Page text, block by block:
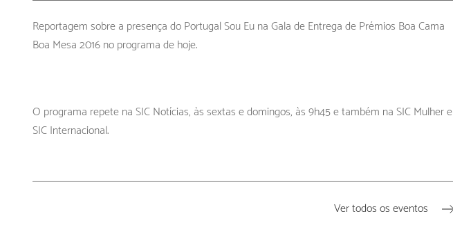
Reportagem sobre a presença do Portugal Sou Eu na Gala de Entrega de Prémios Boa Cama
Boa Mesa 2016 no programa de hoje.
O programa repete na SIC Notícias, às sextas e domingos, às 9h45 e também na SIC Mulher e
SIC Internacional.
Ver todos os eventos